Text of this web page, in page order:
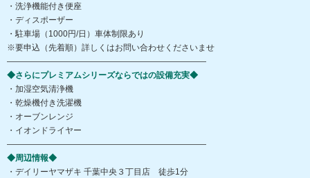
・洗浄機能付き便座
・ディスポーザー
・駐車場（1000円/日）車体制限あり
※要申込（先着順）詳しくはお問い合わせくださいませ
――――――――――――――――――――――――
◆さらにプレミアムシリーズならではの設備充実◆
・加湿空気清浄機
・乾燥機付き洗濯機
・オーブンレンジ
・イオンドライヤー
――――――――――――――――――――――――
◆周辺情報◆
・デイリーヤマザキ 千葉中央３丁目店 徒歩1分